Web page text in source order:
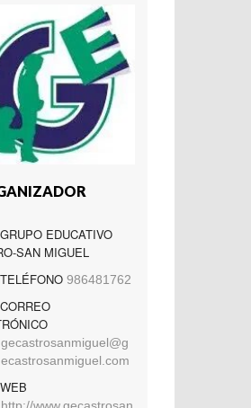
GRUPO EDUCATIVO
SAN MIGUEL
TELÉFONO 986481762
CORREO
gecastrosanmiguel@g
ecastrosanmiguel.com
WEB